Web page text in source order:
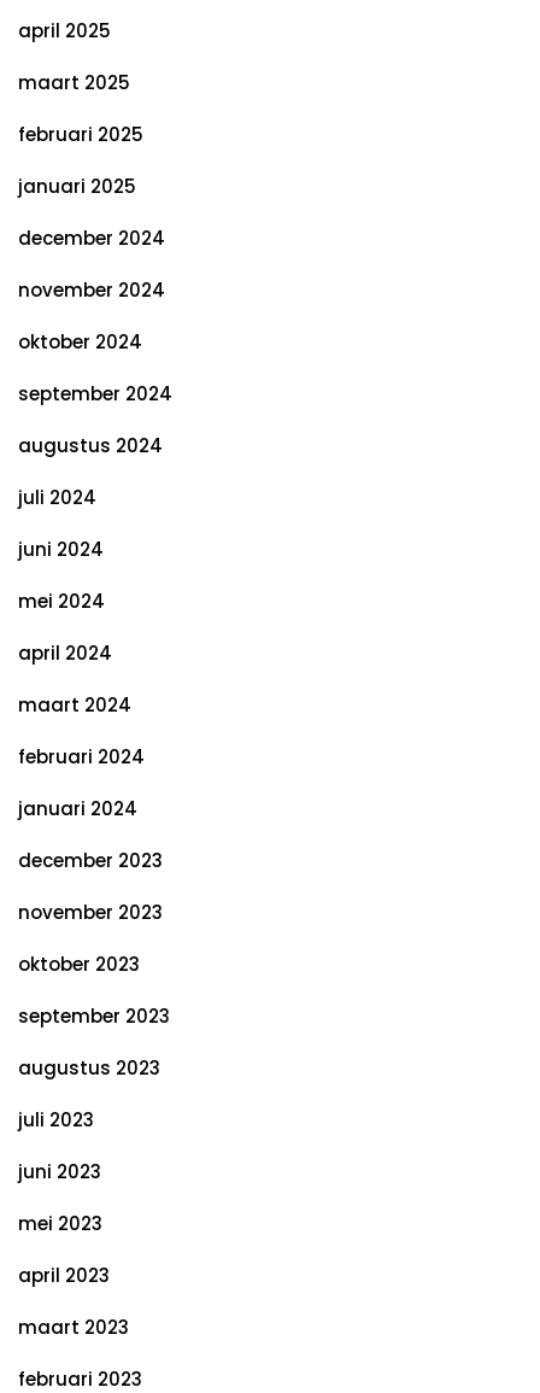
april 2025
maart 2025
februari 2025
januari 2025
december 2024
november 2024
oktober 2024
september 2024
augustus 2024
juli 2024
juni 2024
mei 2024
april 2024
maart 2024
februari 2024
januari 2024
december 2023
november 2023
oktober 2023
september 2023
augustus 2023
juli 2023
juni 2023
mei 2023
april 2023
maart 2023
februari 2023